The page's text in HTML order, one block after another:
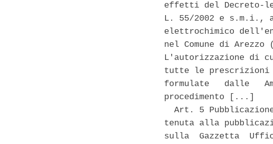
effetti del Decreto-
L. 55/2002 e s.m.i.,
elettrochimico
nel Comune di
L'autorizzazione di
tutte le prescrizioni
formulate   dalle
procedimento [...]
Art. 5
tenuta alla
sulla  Gazzetta